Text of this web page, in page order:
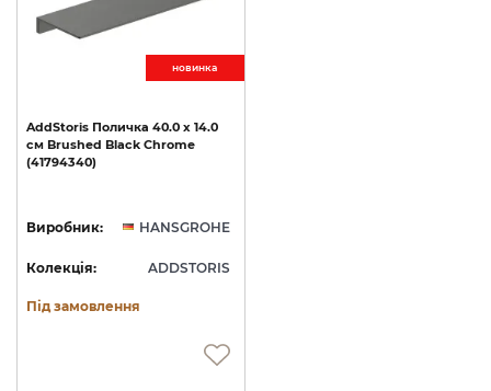
новинкa
AddStoris Поличка 40.0 x 14.0
см Brushed Black Chrome
(41794340)
Виробник: HANSGROHE
Колекція: ADDSTORIS
Під замовлення